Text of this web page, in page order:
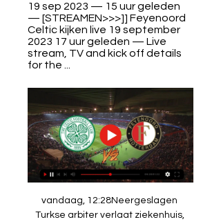
19 sep 2023 — 15 uur geleden
— [STREAMEN>>>]] Feyenoord
Celtic kijken live 19 september
2023 17 uur geleden — Live
stream, TV and kick off details
for the ...
vandaag, 12:28Neergeslagen
Turkse arbiter verlaat ziekenhuis,